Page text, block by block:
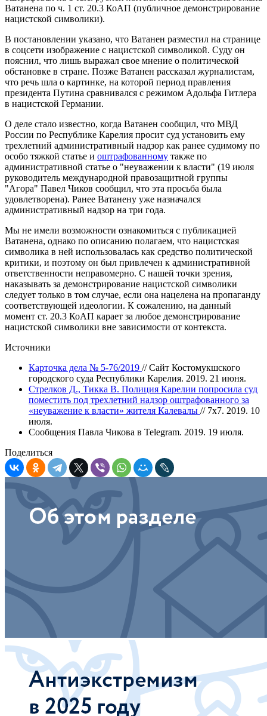
Ватанена по ч. 1 ст. 20.3 КоАП (публичное демонстрирование
нацистской символики).
В постановлении указано, что Ватанен разместил на странице
в соцсети изображение с нацистской символикой. Суду он
пояснил, что лишь выражал свое мнение о политической
обстановке в стране. Позже Ватанен рассказал журналистам,
что речь шла о картинке, на которой период правления
президента Путина сравнивался с режимом Адольфа Гитлера
в нацистской Германии.
О деле стало известно, когда Ватанен сообщил, что МВД
России по Республике Карелия просит суд установить ему
трехлетний административный надзор как ранее судимому по
особо тяжкой статье и оштрафованному также по
административной статье о "неуважении к власти" (19 июля
руководитель международной правозащитной группы
"Агора" Павел Чиков сообщил, что эта просьба была
удовлетворена). Ранее Ватанену уже назначался
административный надзор на три года.
Мы не имели возможности ознакомиться с публикацией
Ватанена, однако по описанию полагаем, что нацистская
символика в ней использовалась как средство политической
критики, и поэтому он был привлечен к административной
ответственности неправомерно. С нашей точки зрения,
наказывать за демонстрирование нацистской символики
следует только в том случае, если она нацелена на пропаганду
соответствующей идеологии. К сожалению, на данный
момент ст. 20.3 КоАП карает за любое демонстрирование
нацистской символики вне зависимости от контекста.
Источники
Карточка дела № 5-76/2019 // Сайт Костомукшского
городского суда Республики Карелия. 2019. 21 июня.
Стрелков Д., Тикка В. Полиция Карелии попросила суд
поместить под трехлетний надзор оштрафованного за
«неуважение к власти» жителя Калевалы // 7x7. 2019. 10
июля.
Сообщения Павла Чикова в Telegram. 2019. 19 июля.
Поделиться